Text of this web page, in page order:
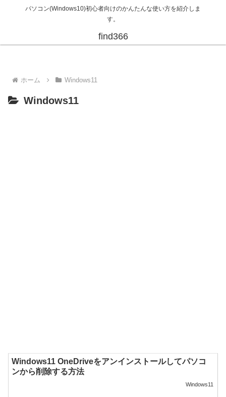
パソコン(Windows10)初心者向けのかんたんな使い方を紹介しま
す。
find366
ホーム Windows11
Windows11
Windows11 OneDriveをアンインストールしてパソコ
ンから削除する方法
Windows11